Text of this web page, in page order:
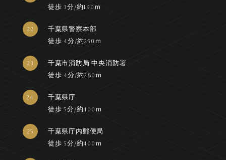
徒歩 3分/約190ｍ
22
千葉県警察本部
徒歩 4分/約250ｍ
23
千葉市消防局 中央消防署
徒歩 4分/約280ｍ
24
千葉県庁
徒歩 5分/約400ｍ
25
千葉県庁内郵便局
徒歩 5分/約400ｍ